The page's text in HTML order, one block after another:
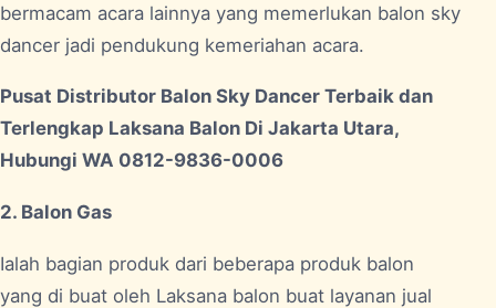
bermacam acara lainnya yang memerlukan balon sky
dancer jadi pendukung kemeriahan acara.
Pusat Distributor Balon Sky Dancer Terbaik dan
Terlengkap Laksana Balon Di Jakarta Utara,
Hubungi WA 0812-9836-0006
2. Balon Gas
Ialah bagian produk dari beberapa produk balon
yang di buat oleh Laksana balon buat layanan jual